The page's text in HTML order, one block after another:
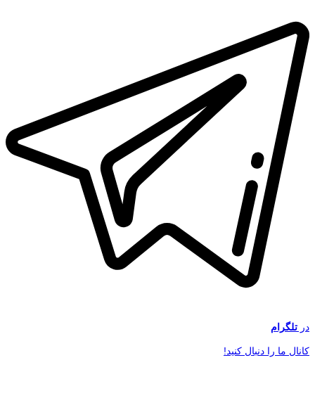
در تلگرام
کانال ما را دنبال کنید!